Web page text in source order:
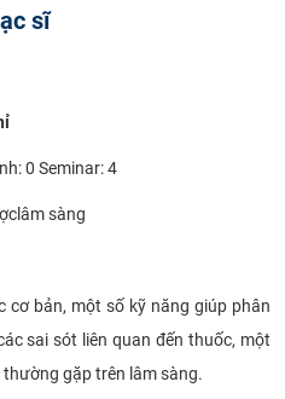
sĩ
0 Seminar: 4
sàng
cơ bản, một số kỹ năng giúp phân
sai sót liên quan đến thuốc, một
gặp trên lâm sàng.